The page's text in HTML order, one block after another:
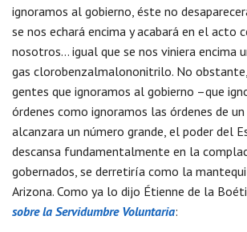
ignoramos al gobierno, éste no
se nos echará encima y acabará en el acto
nosotros… igual que se nos viniera encima
gas clorobenzalmalononitrilo. No
gentes que ignoramos al gobierno –que
órdenes como ignoramos las órdenes de
alcanzara un número grande, el poder del
descansa fundamentalmente en la
gobernados, se derretiría como la
Arizona. Como ya lo dijo Étienne de la
sobre la Servidumbre Voluntaria: